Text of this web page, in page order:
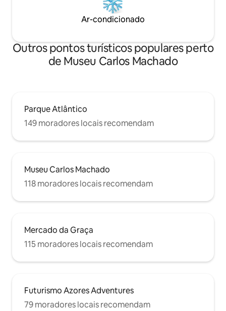
Ar-condicionado
Outros pontos turísticos populares perto
de Museu Carlos Machado
Parque Atlântico
149 moradores locais recomendam
Museu Carlos Machado
118 moradores locais recomendam
Mercado da Graça
115 moradores locais recomendam
Futurismo Azores Adventures
79 moradores locais recomendam